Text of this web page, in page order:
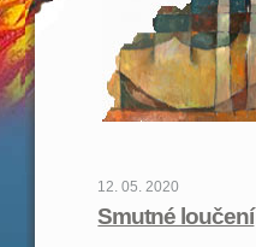
12. 05. 2020
Smutné loučení